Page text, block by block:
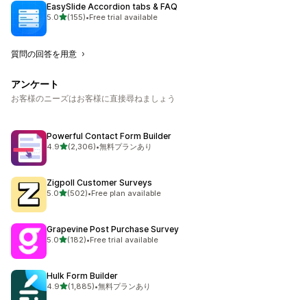
EasySlide Accordion tabs & FAQ
5.05つ星中
(155)
合計レビュー数：155件
•Free trial available
質問の回答を用意
アンケート
お客様のニーズはお客様に直接尋ねましょう
Powerful Contact Form Builder
4.95つ星中
(2,306)
合計レビュー数：2306件
•無料プランあり
Zigpoll Customer Surveys
5.05つ星中
(502)
合計レビュー数：502件
•Free plan available
Grapevine Post Purchase Survey
5.05つ星中
(182)
合計レビュー数：182件
•Free trial available
Hulk Form Builder
4.95つ星中
(1,885)
合計レビュー数：1885件
•無料プランあり